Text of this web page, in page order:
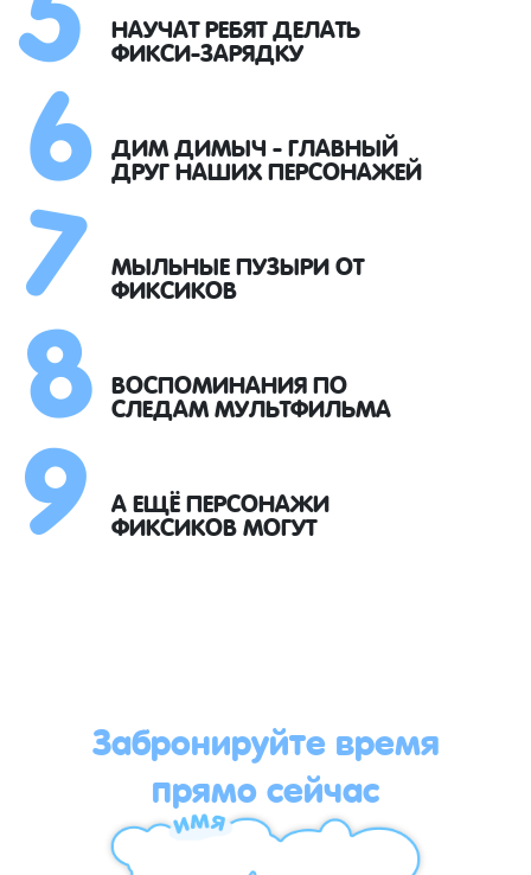
НАУЧАТ РЕБЯТ ДЕЛАТЬ
ФИКСИ-ЗАРЯДКУ
ДИМ ДИМЫЧ - ГЛАВНЫЙ
ДРУГ НАШИХ ПЕРСОНАЖЕЙ
МЫЛЬНЫЕ ПУЗЫРИ ОТ
ФИКСИКОВ
ВОСПОМИНАНИЯ ПО
СЛЕДАМ МУЛЬТФИЛЬМА
А ЕЩЁ ПЕРСОНАЖИ
ФИКСИКОВ МОГУТ
Забронируйте время
прямо сейчас